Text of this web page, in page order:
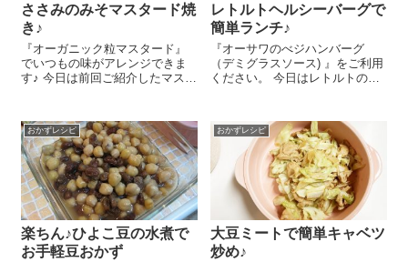
ささみのみそマスタード焼
き♪
『オーガニック粒マスタード』
でいつもの味がアレンジできま
す♪ 今日は前回ご紹介したマスタ
ささみ 250gは筋をとって半分
の厚みに開き、手やめん棒など
で軽くたた...
レトルトヘルシーバーグで
簡単ランチ♪
『オーサワのべジハンバーグ
（デミグラスソース) 』をご利用
ください。 今日はレトルトのハ
ルシーライスバーガーのレシピ
をご紹介しまーす(^_-)-☆ お茶碗
1杯分...
おかずレシピ
楽ちん♪ひよこ豆の水煮で
お手軽豆おかず
おかずレシピ
大豆ミートで簡単キャベツ
炒め♪